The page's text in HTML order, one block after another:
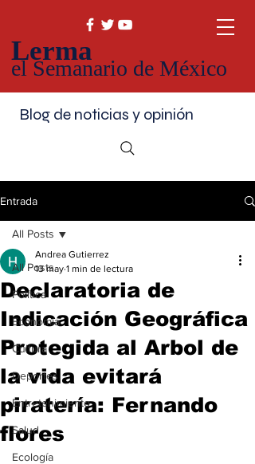
Lerma
el Semanario de México
Blog de noticias y opinión
Entrada
All Posts
Política
Economía
Cultura
Deportes
Entretenimiento
Salud
Ecología
All Posts
Declaratoria de
Indicación Geográfica
Protegida al Arbol de
la vida evitará
piratería: Fernando
flores
Andrea Gutierrez
13 may 1 min de lectura